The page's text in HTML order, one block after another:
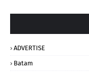
ADVERTISE
Batam